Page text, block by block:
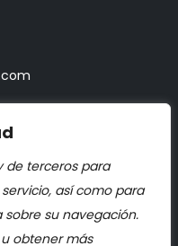
de terceros para
así como para
su navegación.
obtener más